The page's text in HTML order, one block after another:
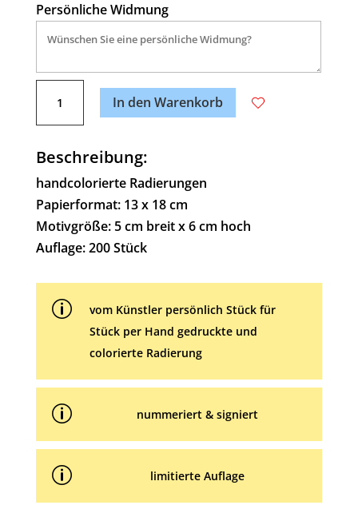
Persönliche Widmung
time
In den Warenkorb
A
r
n
a
t
i
e
Beschreibung:
handcolorierte Radierungen
Papierformat: 13 x 18 cm
Motivgröße: 5 cm breit x 6 cm hoch
Auflage: 200 Stück
p
vom Künstler persönlich Stück für
Stück per Hand gedruckte und
colorierte Radierung
p nummeriert & signiert
p limitierte Auflage